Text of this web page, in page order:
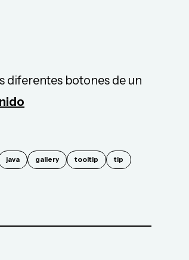
diferentes botones de un
java gallery tooltip tip